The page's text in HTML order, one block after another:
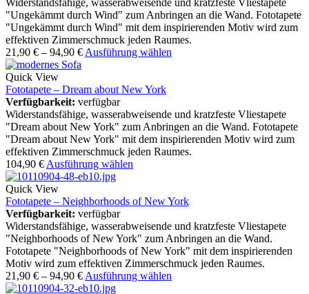
Widerstandsfähige, wasserabweisende und kratzfeste Vliestapete
"Ungekämmt durch Wind" zum Anbringen an die Wand. Fototapete
"Ungekämmt durch Wind" mit dem inspirierenden Motiv wird zum
effektiven Zimmerschmuck jeden Raumes.
21,90 € – 94,90 € Ausführung wählen
Quick View
Fototapete – Dream about New York
Verfügbarkeit: verfügbar
Widerstandsfähige, wasserabweisende und kratzfeste Vliestapete
"Dream about New York" zum Anbringen an die Wand. Fototapete
"Dream about New York" mit dem inspirierenden Motiv wird zum
effektiven Zimmerschmuck jeden Raumes.
104,90 € Ausführung wählen
Quick View
Fototapete – Neighborhoods of New York
Verfügbarkeit: verfügbar
Widerstandsfähige, wasserabweisende und kratzfeste Vliestapete
"Neighborhoods of New York" zum Anbringen an die Wand.
Fototapete "Neighborhoods of New York" mit dem inspirierenden
Motiv wird zum effektiven Zimmerschmuck jeden Raumes.
21,90 € – 94,90 € Ausführung wählen